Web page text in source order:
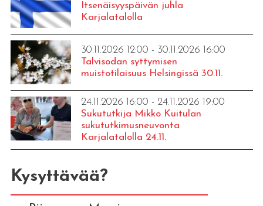
Itsenäisyyspäivän juhla
Karjalatalolla
30.11.2026 12:00 - 30.11.2026 16:00
Talvisodan syttymisen
muistotilaisuus Helsingissä 30.11.
24.11.2026 16:00 - 24.11.2026 19:00
Sukututkija Mikko Kuitulan
sukututkimusneuvonta
Karjalatalolla 24.11.
Kysyttävää?